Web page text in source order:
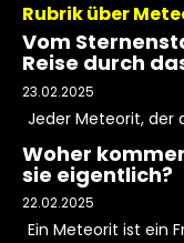
Rubrik über
Vom
Reise durch
23.02.2025
Jeder Meteorit, der
Woher
sie eigentlich?
22.02.2025
Ein Meteorit ist ein